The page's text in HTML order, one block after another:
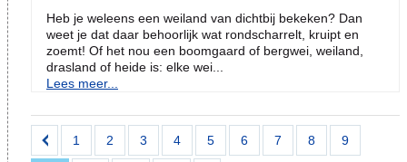
Heb je weleens een weiland van dichtbij bekeken? Dan
weet je dat daar behoorlijk wat rondscharrelt, kruipt en
zoemt! Of het nou een boomgaard of bergwei, weiland,
drasland of heide is: elke wei...
Lees meer...
1 2 3 4 5 6 7 8 9